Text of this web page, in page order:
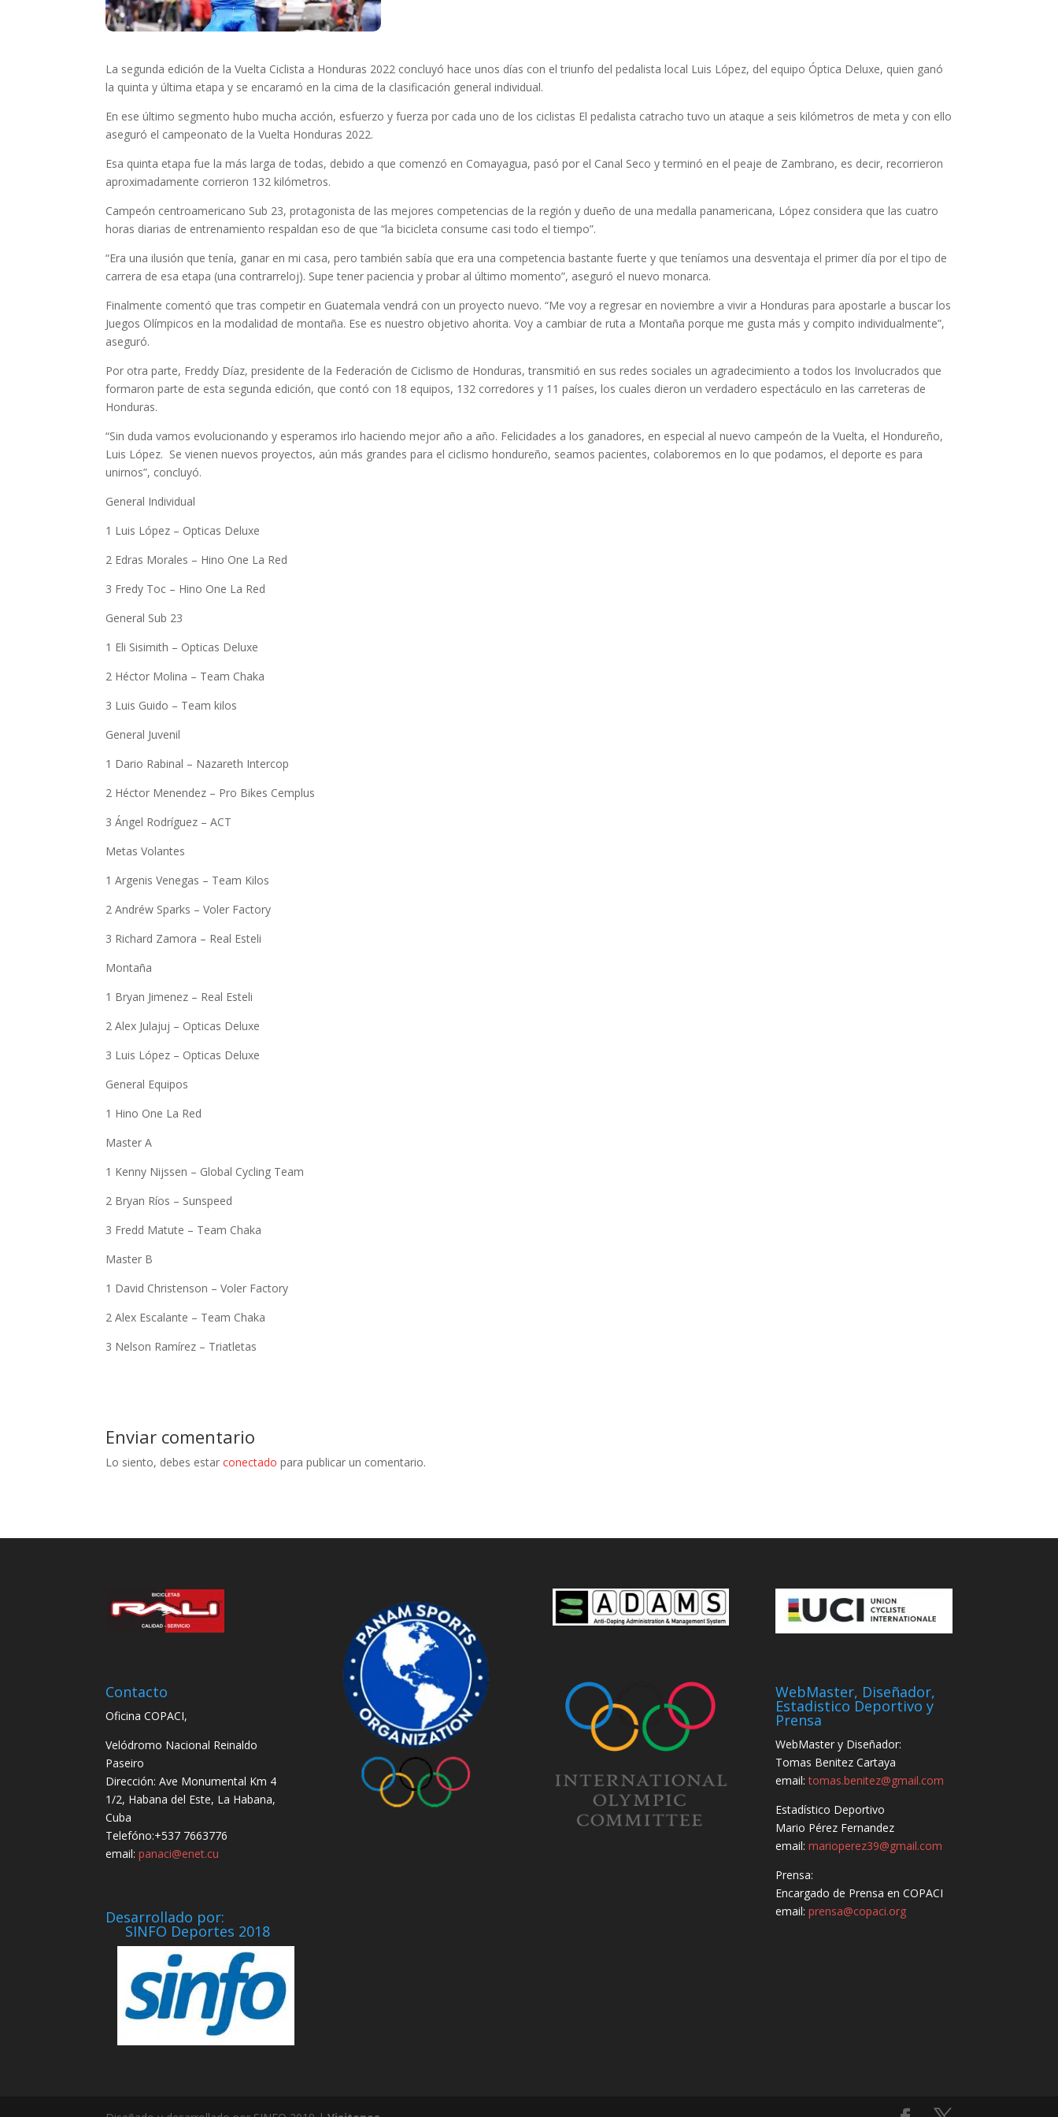
La segunda edición de la Vuelta Ciclista a Honduras 2022 concluyó hace unos días con el triunfo del pedalista local Luis López, del equipo Óptica Deluxe, quien ganó
la quinta y última etapa y se encaramó en la cima de la clasificación general individual.
En ese último segmento hubo mucha acción, esfuerzo y fuerza por cada uno de los ciclistas El pedalista catracho tuvo un ataque a seis kilómetros de meta y con ello
aseguró el campeonato de la Vuelta Honduras 2022.
Esa quinta etapa fue la más larga de todas, debido a que comenzó en Comayagua, pasó por el Canal Seco y terminó en el peaje de Zambrano, es decir, recorrieron
aproximadamente corrieron 132 kilómetros.
Campeón centroamericano Sub 23, protagonista de las mejores competencias de la región y dueño de una medalla panamericana, López considera que las cuatro
horas diarias de entrenamiento respaldan eso de que “la bicicleta consume casi todo el tiempo”.
“Era una ilusión que tenía, ganar en mi casa, pero también sabía que era una competencia bastante fuerte y que teníamos una desventaja el primer día por el tipo de
carrera de esa etapa (una contrarreloj). Supe tener paciencia y probar al último momento”, aseguró el nuevo monarca.
Finalmente comentó que tras competir en Guatemala vendrá con un proyecto nuevo. “Me voy a regresar en noviembre a vivir a Honduras para apostarle a buscar los
Juegos Olímpicos en la modalidad de montaña. Ese es nuestro objetivo ahorita. Voy a cambiar de ruta a Montaña porque me gusta más y compito individualmente”,
aseguró.
Por otra parte, Freddy Díaz, presidente de la Federación de Ciclismo de Honduras, transmitió en sus redes sociales un agradecimiento a todos los Involucrados que
formaron parte de esta segunda edición, que contó con 18 equipos, 132 corredores y 11 países, los cuales dieron un verdadero espectáculo en las carreteras de
Honduras.
“Sin duda vamos evolucionando y esperamos irlo haciendo mejor año a año. Felicidades a los ganadores, en especial al nuevo campeón de la Vuelta, el Hondureño,
Luis López. Se vienen nuevos proyectos, aún más grandes para el ciclismo hondureño, seamos pacientes, colaboremos en lo que podamos, el deporte es para
unirnos”, concluyó.
General Individual
1 Luis López – Opticas Deluxe
2 Edras Morales – Hino One La Red
3 Fredy Toc – Hino One La Red
General Sub 23
1 Eli Sisimith – Opticas Deluxe
2 Héctor Molina – Team Chaka
3 Luis Guido – Team kilos
General Juvenil
1 Dario Rabinal – Nazareth Intercop
2 Héctor Menendez – Pro Bikes Cemplus
3 Ángel Rodríguez – ACT
Metas Volantes
1 Argenis Venegas – Team Kilos
2 Andréw Sparks – Voler Factory
3 Richard Zamora – Real Esteli
Montaña
1 Bryan Jimenez – Real Esteli
2 Alex Julajuj – Opticas Deluxe
3 Luis López – Opticas Deluxe
General Equipos
1 Hino One La Red
Master A
1 Kenny Nijssen – Global Cycling Team
2 Bryan Ríos – Sunspeed
3 Fredd Matute – Team Chaka
Master B
1 David Christenson – Voler Factory
2 Alex Escalante – Team Chaka
3 Nelson Ramírez – Triatletas
Enviar comentario
Lo siento, debes estarconectado para publicar un comentario.
Contacto
Oficina COPACI,
Velódromo Nacional Reinaldo
Paseiro
Dirección: Ave Monumental Km 4
1/2, Habana del Este, La Habana,
Cuba
Telefóno:+537 7663776
email:panaci@enet.cu
Desarrollado por:
SINFO Deportes 2018
WebMaster, Diseñador,
Estadistico Deportivo y
Prensa
WebMaster y Diseñador:
Tomas Benitez Cartaya
email:tomas.benitez@gmail.com
Estadístico Deportivo
Mario Pérez Fernandez
email:marioperez39@gmail.com
Prensa:
Encargado de Prensa en COPACI
email:prensa@copaci.org